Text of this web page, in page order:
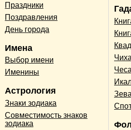
Праздники
Поздравления
День города
Имена
Выбор имени
Именины
Астрология
Знаки зодиака
Совместимость знаков
зодиака